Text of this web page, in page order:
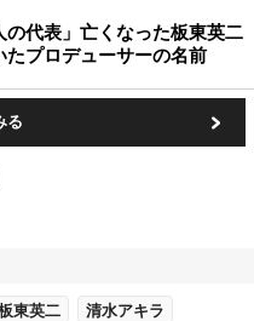
の代表」亡くなった板東英二
たプロデューサーの名前
る
東英二 清水アキラ